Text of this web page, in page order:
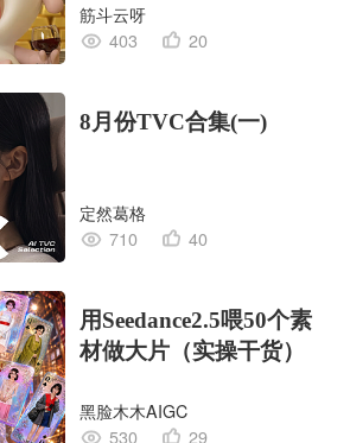
筋斗云呀
403
20
8月份TVC合集(一)
定然葛格
710
40
用Seedance2.5喂50个素
材做大片（实操干货）
黑脸木木AIGC
530
29